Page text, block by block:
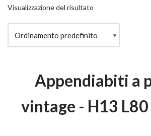
Visualizzazione del risultato
Appendiabiti a
vintage - H13 L80